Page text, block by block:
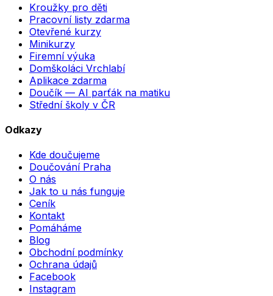
Kroužky pro děti
Pracovní listy zdarma
Otevřené kurzy
Minikurzy
Firemní výuka
Domškoláci Vrchlabí
Aplikace zdarma
Doučík — AI parťák na matiku
Střední školy v ČR
Odkazy
Kde doučujeme
Doučování Praha
O nás
Jak to u nás funguje
Ceník
Kontakt
Pomáháme
Blog
Obchodní podmínky
Ochrana údajů
Facebook
Instagram